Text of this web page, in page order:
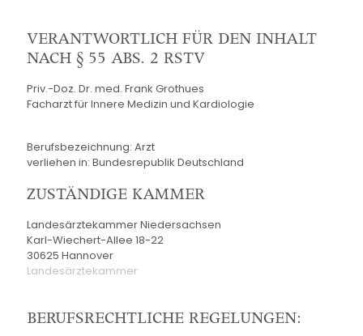
VERANTWORTLICH FÜR DEN INHALT
NACH § 55 ABS. 2 RSTV
Priv.-Doz. Dr. med. Frank Grothues
Facharzt für Innere Medizin und Kardiologie
Berufsbezeichnung: Arzt
verliehen in: Bundesrepublik Deutschland
ZUSTÄNDIGE KAMMER
Landesärztekammer Niedersachsen
Karl-Wiechert-Allee 18-22
30625 Hannover
Landesärztekammer
BERUFSRECHTLICHE REGELUNGEN: